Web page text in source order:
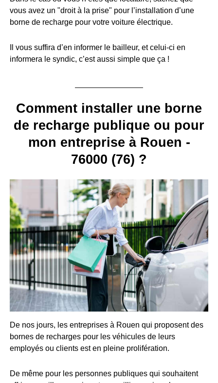
vous avez un "droit à la prise" pour l’installation d’une
borne de recharge pour votre voiture électrique.
Il vous suffira d’en informer le bailleur, et celui-ci en
informera le syndic, c’est aussi simple que ça !
Comment installer une borne
de recharge publique ou pour
mon entreprise à Rouen -
76000 (76) ?
De nos jours, les entreprises à Rouen qui proposent des
bornes de recharges pour les véhicules de leurs
employés ou clients est en pleine prolifération.
De même pour les personnes publiques qui souhaitent